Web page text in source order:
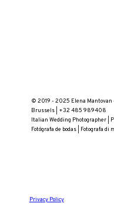
© 2019 - 2025 Elena Mantovan
Brussels | +32 485 989408
Italian Wedding Photographer |
Fotógrafa de bodas | Fotografa di
Privacy Policy